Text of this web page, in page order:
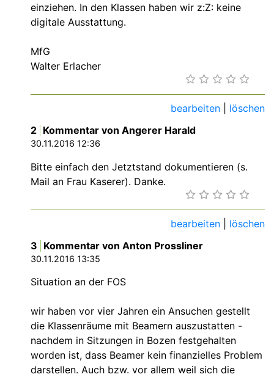
einziehen. In den Klassen haben wir z:Z: keine
digitale Ausstattung.
MfG
Walter Erlacher
bearbeiten
löschen
2 Kommentar von Angerer Harald
30.11.2016 12:36
Bitte einfach den Jetztstand dokumentieren (s.
Mail an Frau Kaserer). Danke.
bearbeiten
löschen
3 Kommentar von Anton Prossliner
30.11.2016 13:35
Situation an der FOS
wir haben vor vier Jahren ein Ansuchen gestellt
die Klassenräume mit Beamern auszustatten -
nachdem in Sitzungen in Bozen festgehalten
worden ist, dass Beamer kein finanzielles Problem
darstellen. Auch bzw. vor allem weil sich die